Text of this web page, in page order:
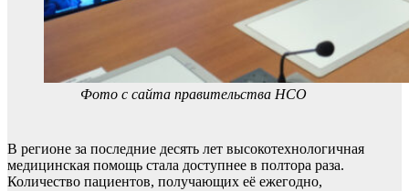
Фото с сайта правительства НСО
В регионе за последние десять лет высокотехнологичная
медицинская помощь стала доступнее в полтора раза.
Количество пациентов, получающих её ежегодно,